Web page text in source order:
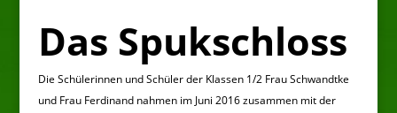
Das Spukschloss
Die Schülerinnen und Schüler der Klassen 1/2 Frau Schwandtke
und Frau Ferdinand nahmen im Juni 2016 zusammen mit der